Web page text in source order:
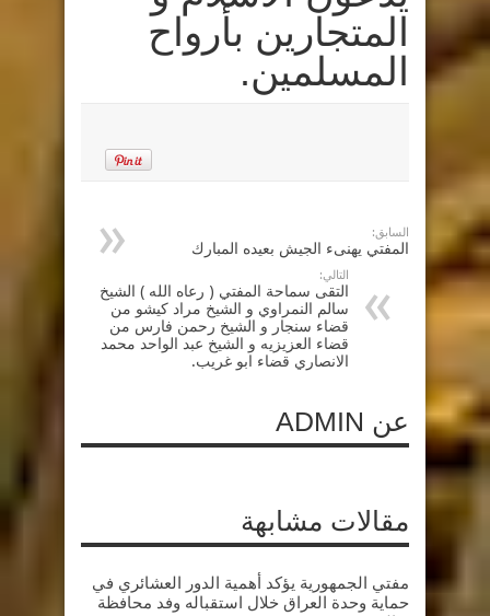
المتجارين بأرواح
المسلمين.
السابق:
المفتي يهنىء الجيش بعيده المبارك
التالي:
التقى سماحة المفتي ( رعاه الله ) الشيخ
سالم النمراوي و الشيخ مراد كيشو من
قضاء سنجار و الشيخ رحمن فارس من
قضاء العزيزيه و الشيخ عبد الواحد محمد
الانصاري قضاء ابو غريب.
عن ADMIN
مقالات مشابهة
مفتي الجمهورية يؤكد أهمية الدور العشائري في
حماية وحدة العراق خلال استقباله وفد محافظة